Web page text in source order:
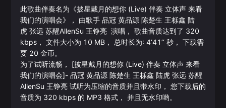
此歌曲伴奏名为《披星戴月的想你 (Live) 伴奏 立体声 来看
我们的演唱会》， 由歌手 品冠 黄品源 陈楚生 王栎鑫 陆
虎 张远 苏醒AllenSu 王铮亮 演唱， 歌曲音质达到了 320
kbps， 文件大小为 10 MB， 总时长为: 4‘41’‘秒， 下载需
要 20 金币。
为了试听流畅， [披星戴月的想你 (Live) 伴奏 立体声 来看
我们的演唱会]- 品冠 黄品源 陈楚生 王栎鑫 陆虎 张远 苏醒
AllenSu 王铮亮 试听为压缩的音质并且带水印， 您下载后的
音质为 320 kbps 的 MP3 格式， 并且无水印哟。